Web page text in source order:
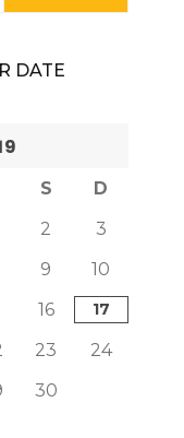
DATE
S
D
2
3
9
10
16 17
23 24
30